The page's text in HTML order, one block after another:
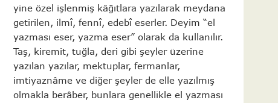
yine özel işlenmiş kâğıtlara yazılarak meydana
getirilen, ilmî, fennî, edebî eserler. Deyim “el
yazması eser, yazma eser” olarak da kullanılır.
Taş, kiremit, tuğla, deri gibi şeyler üzerine
yazılan yazılar, mektuplar, fermanlar,
imtiyaznâme ve diğer şeyler de elle yazılmış
olmakla berâber, bunlara genellikle el yazması